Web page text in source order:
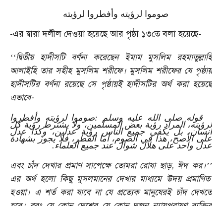
صوموا لرؤيته وأفطروا لرؤيته
-এর দ্বারা দলীল দেওয়া হয়েছে আর পৃষ্ঠা ১৩তে বলা হয়েছে-
‘‘দ্বিতীয় হাদীসটি বর্ণনা করেছেন ইমাম মুসলিম রহমাতুল্লাহি
আলাইহি তার সহীহ মুসলিম শরীফে। মুসলিম শরীফের যে পৃষ্ঠায়
হাদীসটির বর্ণনা রয়েছে সে পৃষ্ঠায়ই হাদীসটির অর্থ করা হয়েছে
এভাবে-
قوله صلى الله عليه وسلم :صوموا لرؤيته وأفطروا
لرؤيته، المراد رؤية بعض المسلمين، ولا يشترط رؤية كل
انسان، بل يكفي جميع الناس رؤية عدلين، وكذا عدل
على الأصح، هذا في الصوم، أما الفطر، فلا يجوز بشهادة
عدل واحد على هلال شوال عند جميع العلماء.
এবং চাঁদ দেখার প্রমাণ সাপেক্ষে তোমরা রোযা ছাড়, ঈদ কর।’’
এর অর্থ হলো কিছু মুসলমানের দেখার মাধ্যমে উদয় প্রমাণিত
হওয়া। এ শর্ত করা যাবে না যে প্রত্যেক মানুষেরই চাঁদ দেখতে